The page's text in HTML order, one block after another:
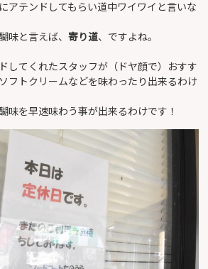
アテンドしてもらい道中ワイワイと言いな
味と言えば、寄り道、ですよね。
してくれたスタッフが（ドヤ顔で）おすす
フトクリームなどを味わったり出来るわけ
味を早速味わう事が出来るわけです！